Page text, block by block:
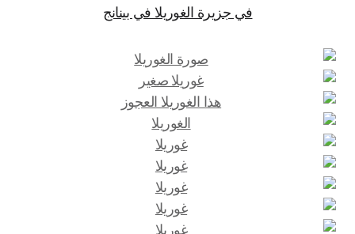
في جزيرة الغوريلا في بينانج